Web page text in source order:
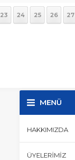
23 24 25 26 27
MENÜ
HAKKIMIZDA
ÜYELERIMIZ